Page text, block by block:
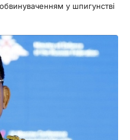
у шпигунстві